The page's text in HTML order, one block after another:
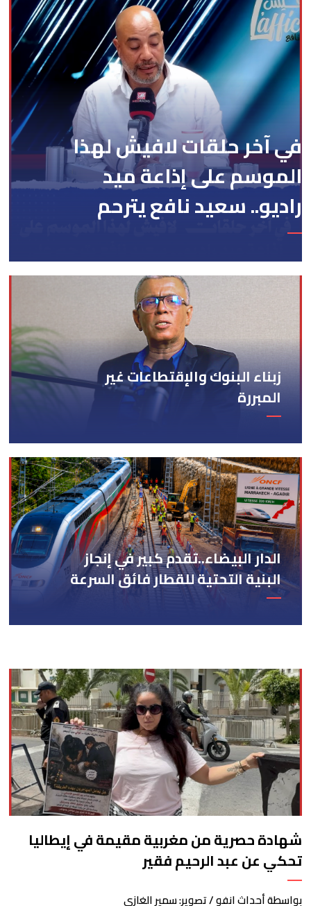
في آخر حلقات لافيش لهذا
الموسم على إذاعة ميد
راديو.. سعيد نافع يترحم
على الفقيد الكاتب
والصحفي جمال زايد
زبناء البنوك والإقتطاعات غير
المبررة
الدار البيضاء..تقدم كبير في إنجاز
البنية التحتية للقطار فائق السرعة
شهادة حصرية من مغربية مقيمة في إيطاليا
تحكي عن عبد الرحيم فقير
بواسطة أحداث انفو / تصوير: سمير الغازي